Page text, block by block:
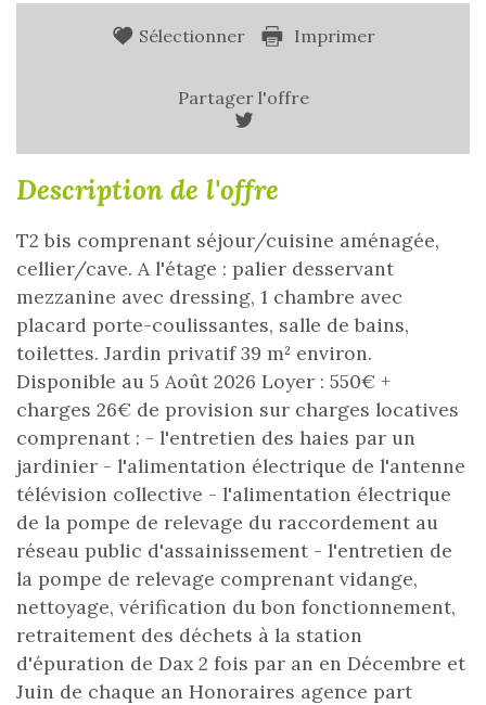
Sélectionner Imprimer
Partager l'offre
description de l'offre
T2 bis comprenant séjour/cuisine aménagée,
cellier/cave. A l'étage : palier desservant
mezzanine avec dressing, 1 chambre avec
placard porte-coulissantes, salle de bains,
toilettes. Jardin privatif 39 m² environ.
Disponible au 5 Août 2026 Loyer : 550€ +
charges 26€ de provision sur charges locatives
comprenant : - l'entretien des haies par un
jardinier - l'alimentation électrique de l'antenne
télévision collective - l'alimentation électrique
de la pompe de relevage du raccordement au
réseau public d'assainissement - l'entretien de
la pompe de relevage comprenant vidange,
nettoyage, vérification du bon fonctionnement,
retraitement des déchets à la station
d'épuration de Dax 2 fois par an en Décembre et
Juin de chaque an Honoraires agence part